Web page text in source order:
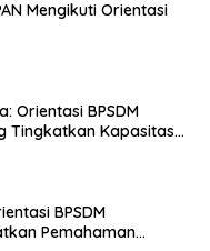
Mengikuti Orientasi
Orientasi BPSDM
Tingkatkan Kapasitas
BPSDM
Pemahaman